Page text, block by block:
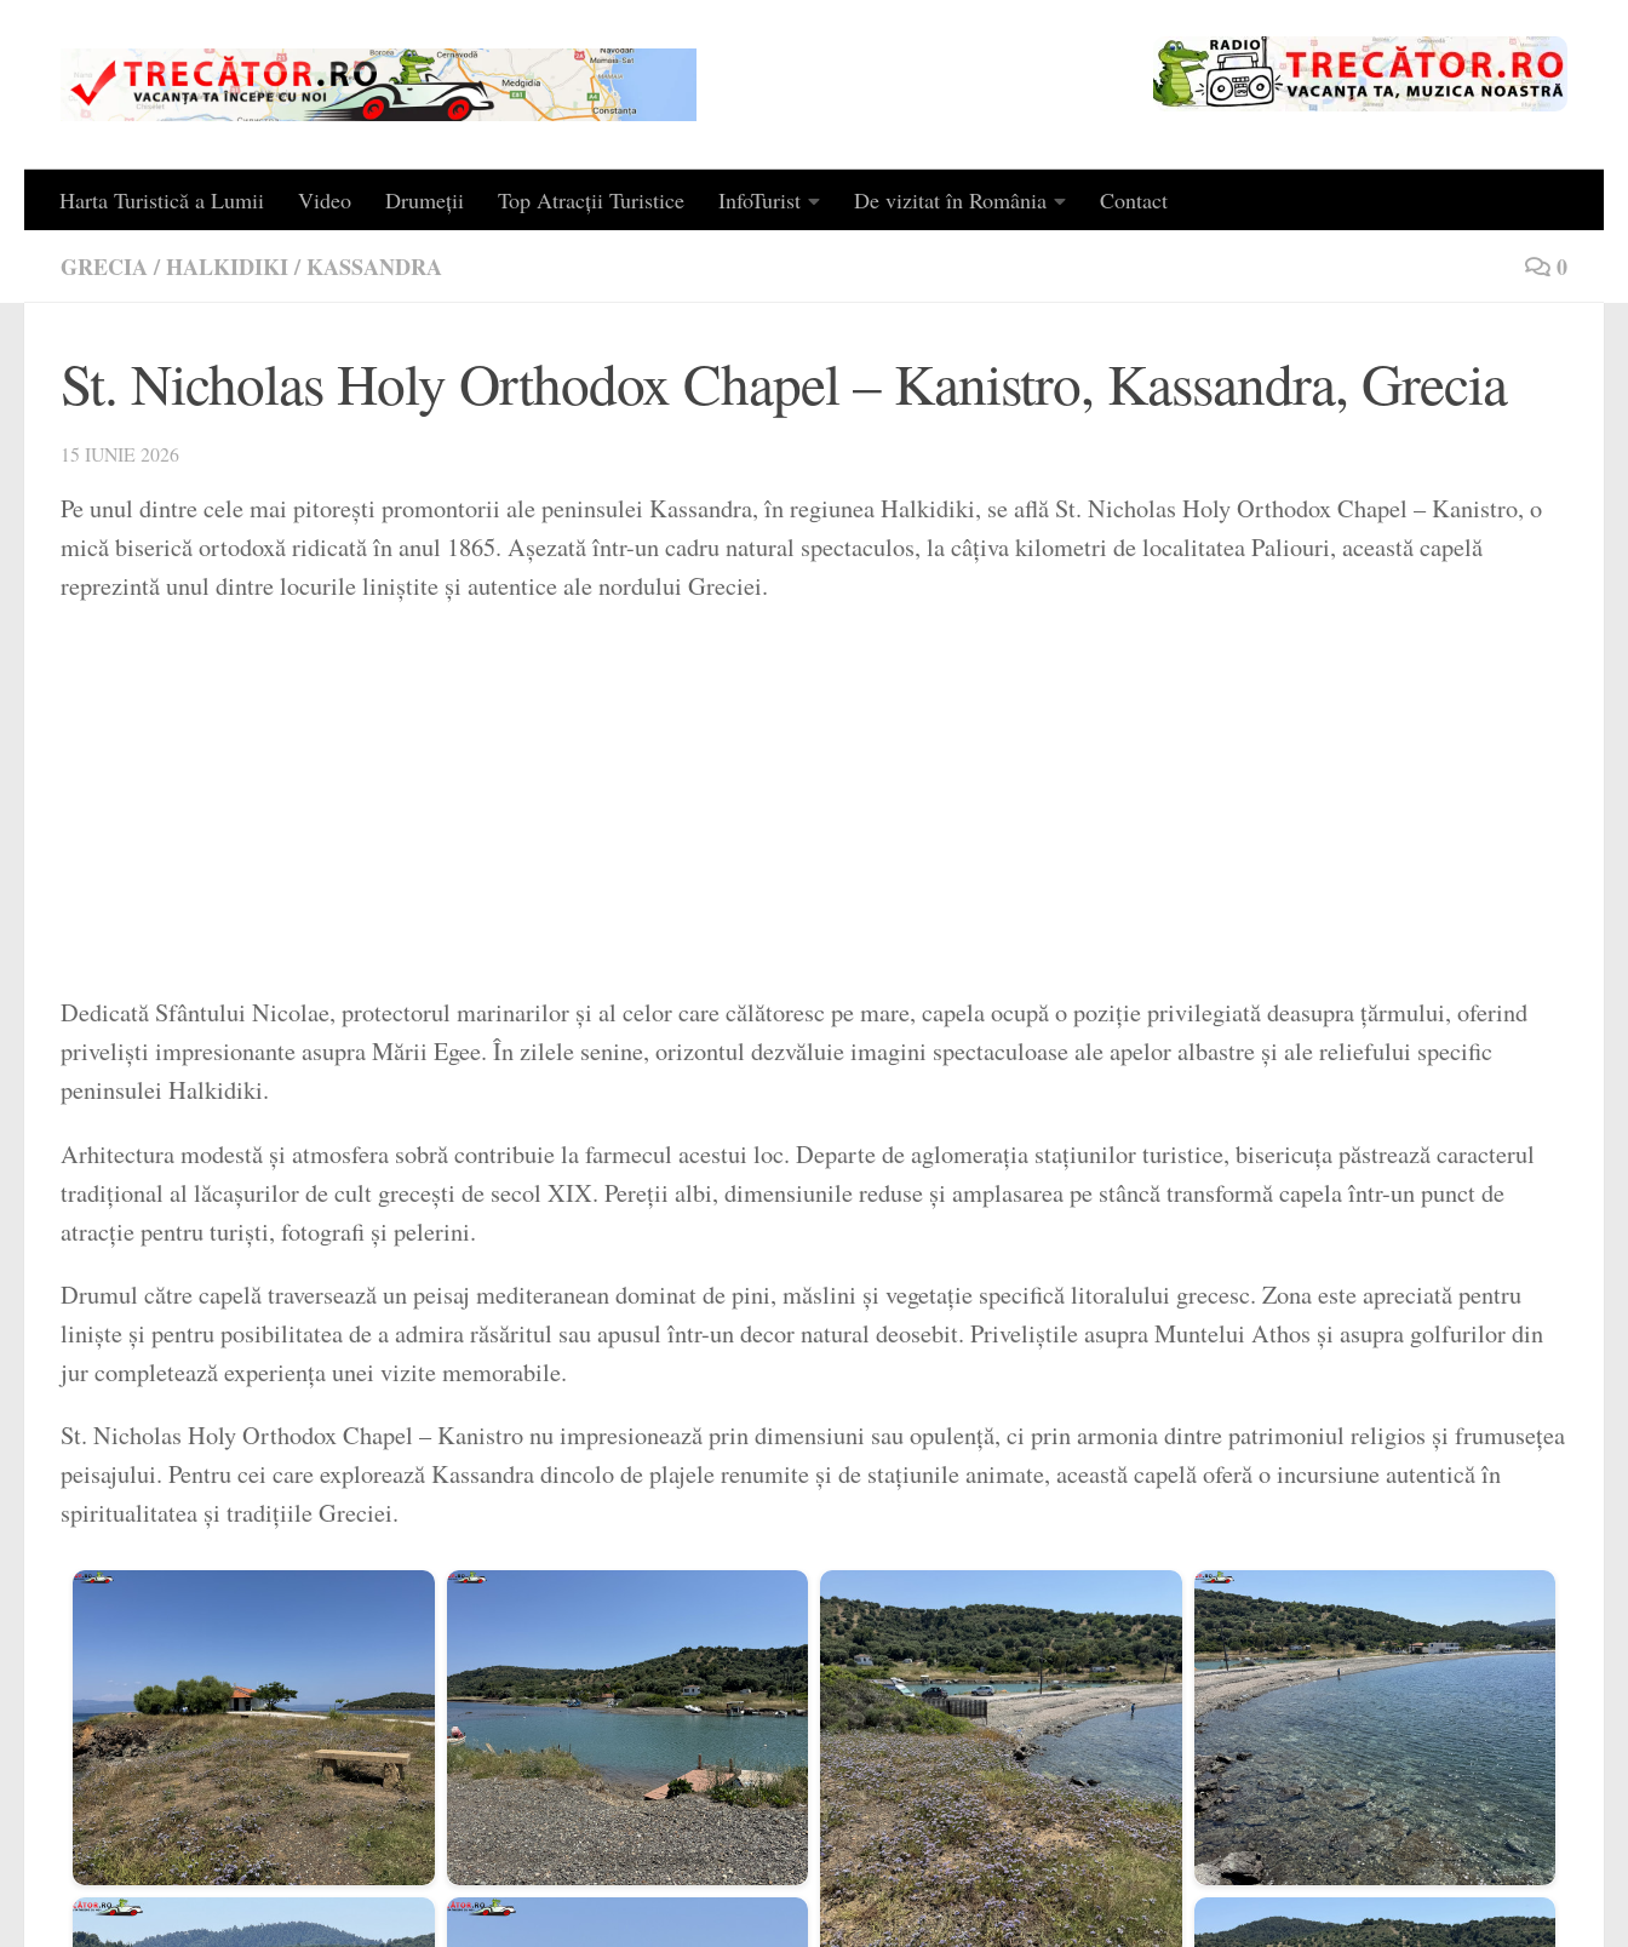
Harta Turistică a Lumii Video Drumeții Top Atracții Turistice InfoTurist De vizitat în România Contact
GRECIA /HALKIDIKI/ KASSANDRA 0
St. Nicholas Holy Orthodox Chapel – Kanistro, Kassandra, Grecia
15 IUNIE 2026
Pe unul dintre cele mai pitorești promontorii ale peninsulei Kassandra, în regiunea Halkidiki, se află St. Nicholas Holy Orthodox Chapel – Kanistro, o
mică biserică ortodoxă ridicată în anul 1865. Așezată într-un cadru natural spectaculos, la câțiva kilometri de localitatea Paliouri, această capelă
reprezintă unul dintre locurile liniștite și autentice ale nordului Greciei.
Dedicată Sfântului Nicolae, protectorul marinarilor și al celor care călătoresc pe mare, capela ocupă o poziție privilegiată deasupra țărmului, oferind
priveliști impresionante asupra Mării Egee. În zilele senine, orizontul dezvăluie imagini spectaculoase ale apelor albastre și ale reliefului specific
peninsulei Halkidiki.
Arhitectura modestă și atmosfera sobră contribuie la farmecul acestui loc. Departe de aglomerația stațiunilor turistice, bisericuța păstrează caracterul
tradițional al lăcașurilor de cult grecești de secol XIX. Pereții albi, dimensiunile reduse și amplasarea pe stâncă transformă capela într-un punct de
atracție pentru turiști, fotografi și pelerini.
Drumul către capelă traversează un peisaj mediteranean dominat de pini, măslini și vegetație specifică litoralului grecesc. Zona este apreciată pentru
liniște și pentru posibilitatea de a admira răsăritul sau apusul într-un decor natural deosebit. Priveliștile asupra Muntelui Athos și asupra golfurilor din
jur completează experiența unei vizite memorabile.
St. Nicholas Holy Orthodox Chapel – Kanistro nu impresionează prin dimensiuni sau opulență, ci prin armonia dintre patrimoniul religios și frumusețea
peisajului. Pentru cei care explorează Kassandra dincolo de plajele renumite și de stațiunile animate, această capelă oferă o incursiune autentică în
spiritualitatea și tradițiile Greciei.